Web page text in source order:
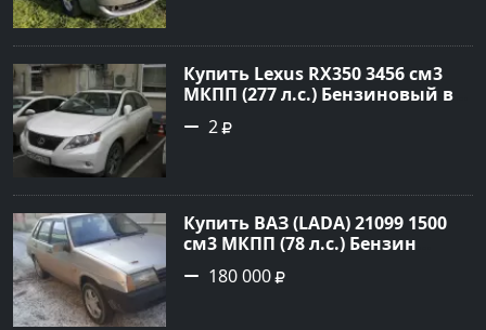
Купить Lexus RX350 3456 см3
МКПП (277 л.с.) Бензиновый в
Краснодар: цвет
Перламутрово-белый
№3746 на сайте Авторынок23
2
Купить ВАЗ (LADA) 21099 1500
см3 МКПП (78 л.с.) Бензин
инжектор в Гостагаевская :
цвет Серебряный Седан 2001
180 000